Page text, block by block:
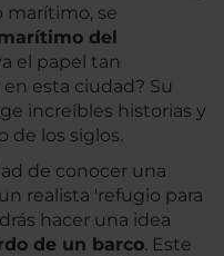
marítimo, se
del
el papel tan
esta ciudad? Su
increíbles historias y
de los siglos.
de conocer una
realista 'refugio para
hacer una idea
de un barco. Este